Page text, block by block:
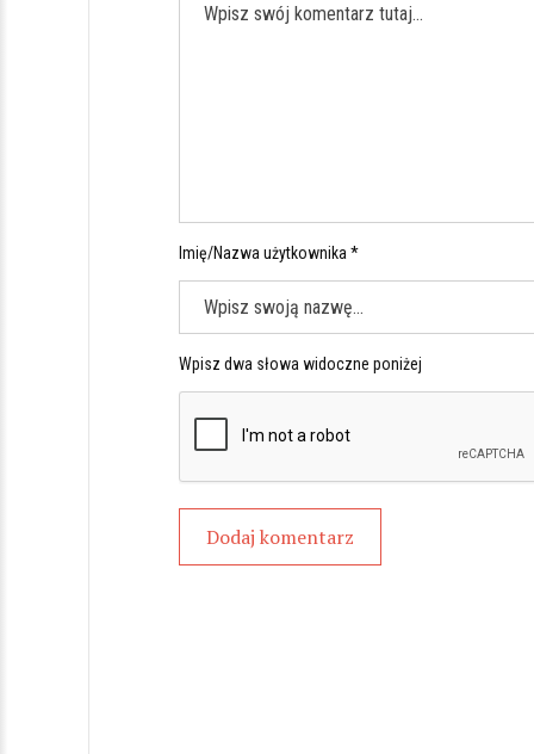
Imię/Nazwa użytkownika *
Wpisz dwa słowa widoczne poniżej